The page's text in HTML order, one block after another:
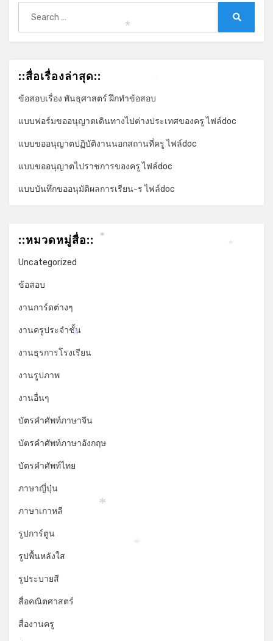
for:
::สื่อเรื่องล่าสุด::
ข้อสอบเรื่อง พันธุศาสตร์ ฝึกทำข้อสอบ
แบบฟอร์มขออนุญาตเดินทางไปต่างประเทศของครู ไฟล์doc
แบบขออนุญาตปฏิบัติงานนอกสถานที่ครู ไฟล์doc
แบบขออนุญาตไปราชการของครู ไฟล์doc
แบบบันทึกขออนุมัติผลการเรียน-ร ไฟล์doc
::หมวดหมู่สื่อ::
Uncategorized
ข้อสอบ
งานการ์ดต่างๆ
งานครูประจำชั้น
งานธุรการโรงเรียน
งานรูปภาพ
งานอื่นๆ
บัตรคำศัพท์ภาษาจีน
บัตรคำศัพท์ภาษาอังกฤษ
บัตรคำศัพท์ไทย
ภาษาญี่ปุ่น
ภาษาเกาหลี
รูปการ์ตูน
รูปพื้นหลังใส
รูประบายสี
สื่อคณิตศาสตร์
สื่องานครู
*
*